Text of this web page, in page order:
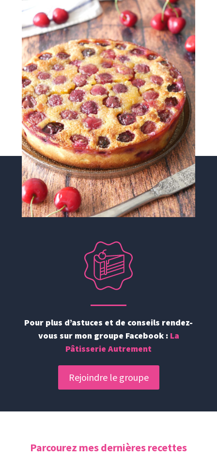
Pour plus d’astuces et de conseils rendez-
vous sur mon groupe Facebook : La
Pâtisserie Autrement
Rejoindre le groupe
Parcourez mes dernières recettes